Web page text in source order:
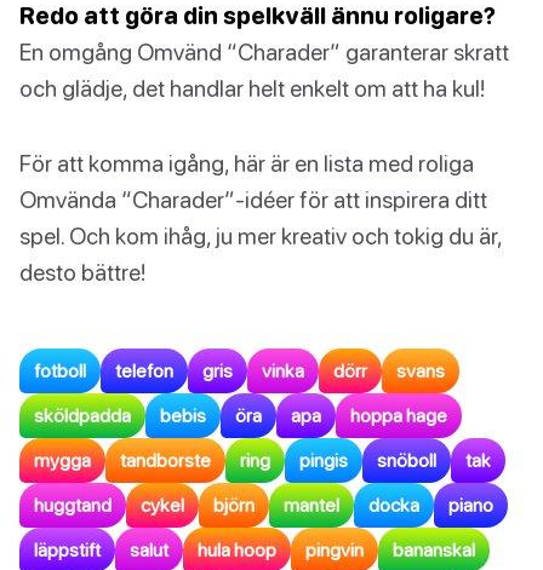
Redo att göra din spelkväll ännu roligare?
En omgång Omvänd “Charader” garanterar skratt
och glädje, det handlar helt enkelt om att ha kul!
För att komma igång, här är en lista med roliga
Omvända “Charader”-idéer för att inspirera ditt
spel. Och kom ihåg, ju mer kreativ och tokig du är,
desto bättre!
fotboll telefon gris vinka dörr svans
sköldpadda bebis öra apa hoppa hage
mygga tandborste ring pingis snöboll tak
huggtand cykel björn mantel docka piano
läppstift salut hula hoop pingvin bananskal